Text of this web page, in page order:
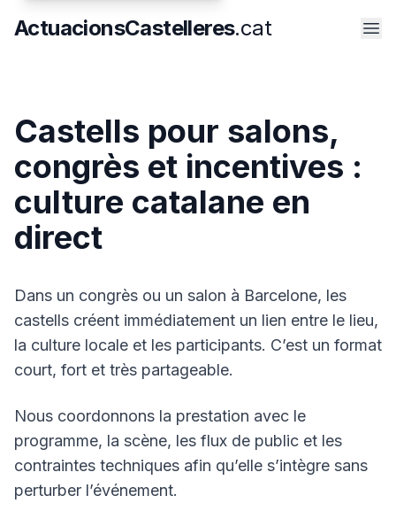
ActuacionsCastelleres.cat
Devis
Castells pour salons,
congrès et incentives :
culture catalane en
direct
Dans un congrès ou un salon à Barcelone, les
castells créent immédiatement un lien entre le lieu,
la culture locale et les participants. C’est un format
court, fort et très partageable.
Nous coordonnons la prestation avec le
programme, la scène, les flux de public et les
contraintes techniques afin qu’elle s’intègre sans
perturber l’événement.